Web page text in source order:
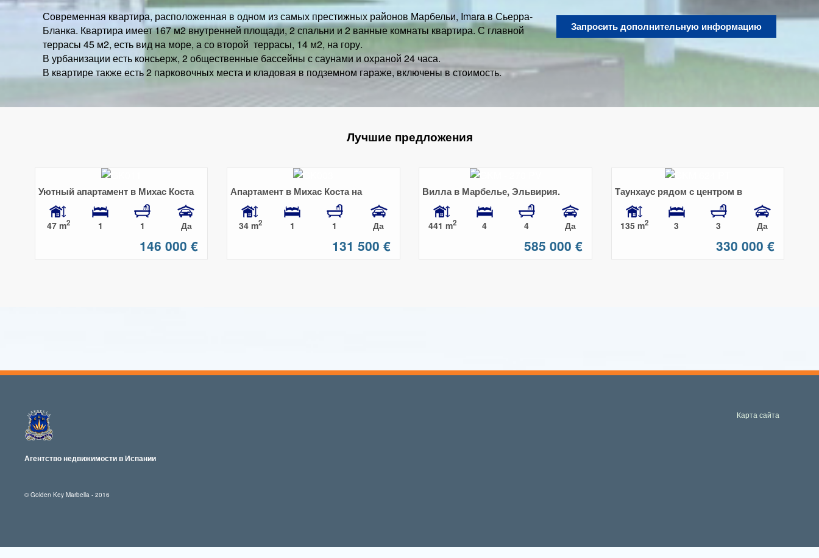
Современная квартира, расположенная в одном из самых престижных районов Марбельи, Imara в Сьерра-
Бланка. Квартира имеет 167 м2 внутренней площади, 2 спальни и 2 ванные комнаты квартира. С главной
террасы 45 м2, есть вид на море, а со второй террасы, 14 м2, на гору.
В урбанизации есть консьерж, 2 общественные бассейны с саунами и охраной 24 часа.
В квартире также есть 2 парковочных места и кладовая в подземном гараже, включены в стоимость.
Запросить дополнительную информацию
Лучшие предложения
Уютный апартамент в Михас Коста
47 m2 1 1 Да
146 000 €
Апартамент в Михас Коста на
первой линии моря
34 m2 1 1 Да
131 500 €
Вилла в Марбелье, Эльвирия.
Срочная продажа! Торг уместен.
441 m2 4 4 Да
585 000 €
Таунхаус рядом с центром в
Марбельи
135 m2 3 3 Да
330 000 €
Агентство недвижимости в Испании
Карта сайта
© Golden Key Marbella - 2016